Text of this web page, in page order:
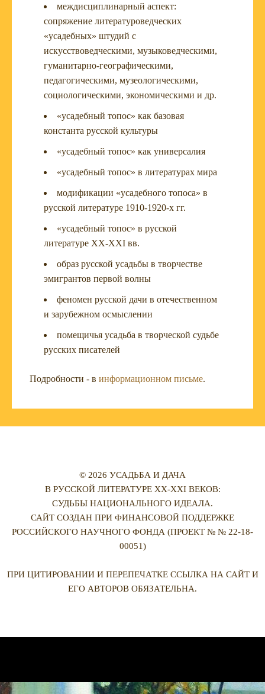
междисциплинарный аспект:
сопряжение литературоведческих
«усадебных» штудий с
искусствоведческими, музыковедческими,
гуманитарно-географическими,
педагогическими, музеологическими,
социологическими, экономическими и др.
«усадебный топос» как базовая
константа русской культуры
«усадебный топос» как универсалия
«усадебный топос» в литературах мира
модификации «усадебного топоса» в
русской литературе 1910-1920-х гг.
«усадебный топос» в русской
литературе XX-XXI вв.
образ русской усадьбы в творчестве
эмигрантов первой волны
феномен русской дачи в отечественном
и зарубежном осмыслении
помещичья усадьба в творческой судьбе
русских писателей
Подробности - в информационном письме.
© 2026 УСАДЬБА И ДАЧА
В РУССКОЙ ЛИТЕРАТУРЕ XX-XXI ВЕКОВ:
СУДЬБЫ НАЦИОНАЛЬНОГО ИДЕАЛА.
САЙТ СОЗДАН ПРИ ФИНАНСОВОЙ ПОДДЕРЖКЕ
РОССИЙСКОГО НАУЧНОГО ФОНДА (ПРОЕКТ № № 22-18-
00051)
ПРИ ЦИТИРОВАНИИ И ПЕРЕПЕЧАТКЕ ССЫЛКА НА САЙТ И
ЕГО АВТОРОВ ОБЯЗАТЕЛЬНА.